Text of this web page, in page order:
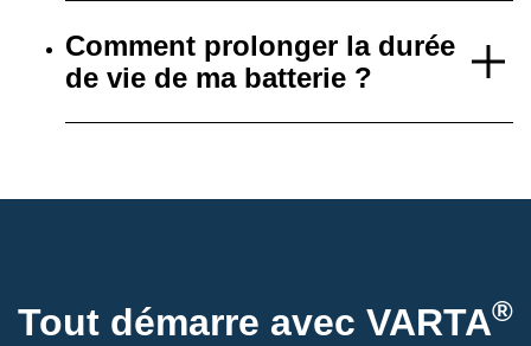
Comment prolonger la durée
de vie de ma batterie ?
Tout démarre avec VARTA®